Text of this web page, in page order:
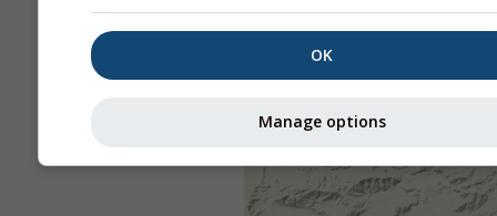
OK
Manage options